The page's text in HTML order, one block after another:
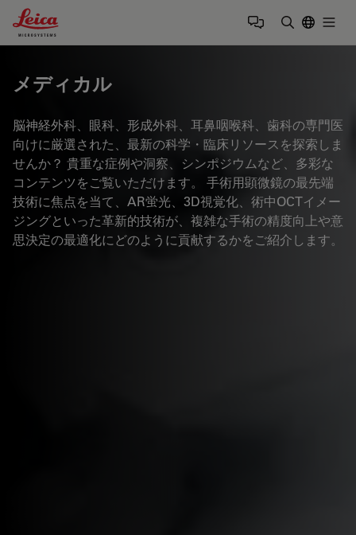
Leica Microsystems Logo
メディカル
脳神経外科、眼科、形成外科、耳鼻咽喉科、歯科の専門医
向けに厳選された、最新の科学・臨床リソースを探索しま
せんか？ 貴重な症例や洞察、シンポジウムなど、多彩な
コンテンツをご覧いただけます。 手術用顕微鏡の最先端
技術に焦点を当て、AR蛍光、3D視覚化、術中OCTイメー
ジングといった革新的技術が、複雑な手術の精度向上や意
思決定の最適化にどのように貢献するかをご紹介します。